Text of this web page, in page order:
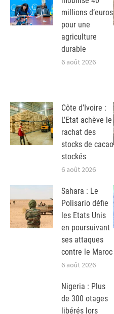
millions d’euros
pour une
agriculture
durable
6 août 2026
Côte d’Ivoire :
L’Etat achève le
rachat des
stocks de cacao
stockés
6 août 2026
Sahara : Le
Polisario défie
les Etats Unis
en poursuivant
ses attaques
contre le Maroc
6 août 2026
Nigeria : Plus
de 300 otages
libérés lors